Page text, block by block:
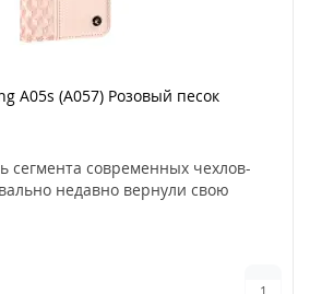
A05s (A057) Розовый песок
сегмента современных чехлов-
недавно вернули свою